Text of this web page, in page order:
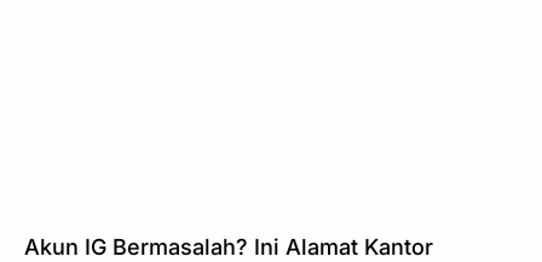
Akun IG Bermasalah? Ini Alamat Kantor